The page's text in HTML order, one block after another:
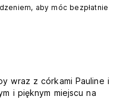
aby móc bezpłatnie
wraz z córkami Pauline i
i pięknym miejscu na